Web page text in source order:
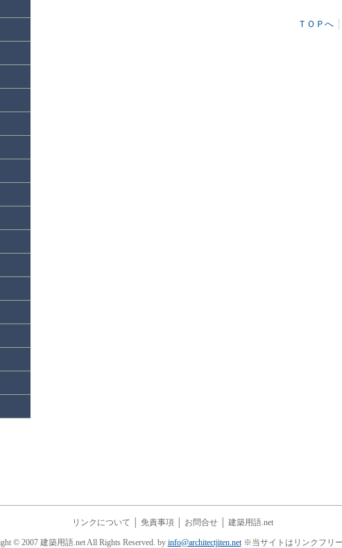
ＴＯＰへ│
リンクについて 免責事項 お問合せ 建築用語.net
© 2007 建築用語.net All Rights Reserved. by info@architectjiten.net※当サイトはリンクフリ